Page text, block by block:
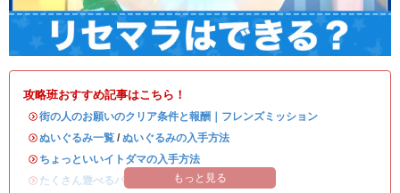
攻略班おすすめ記事はこちら！
・街の人のお願いのクリア条件と報酬｜フレンズミッション
・ぬいぐるみ一覧 / ぬいぐるみの入手方法
・ ちょっといいイトダマの入手方法
・ たくさん遊べるパックは購入するべき？
もっと見る